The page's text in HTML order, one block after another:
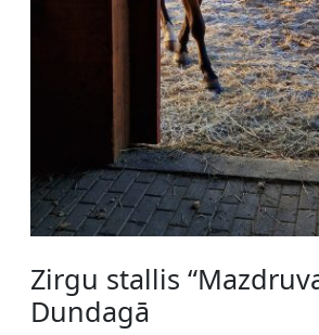
Zirgu stallis
Dundagā